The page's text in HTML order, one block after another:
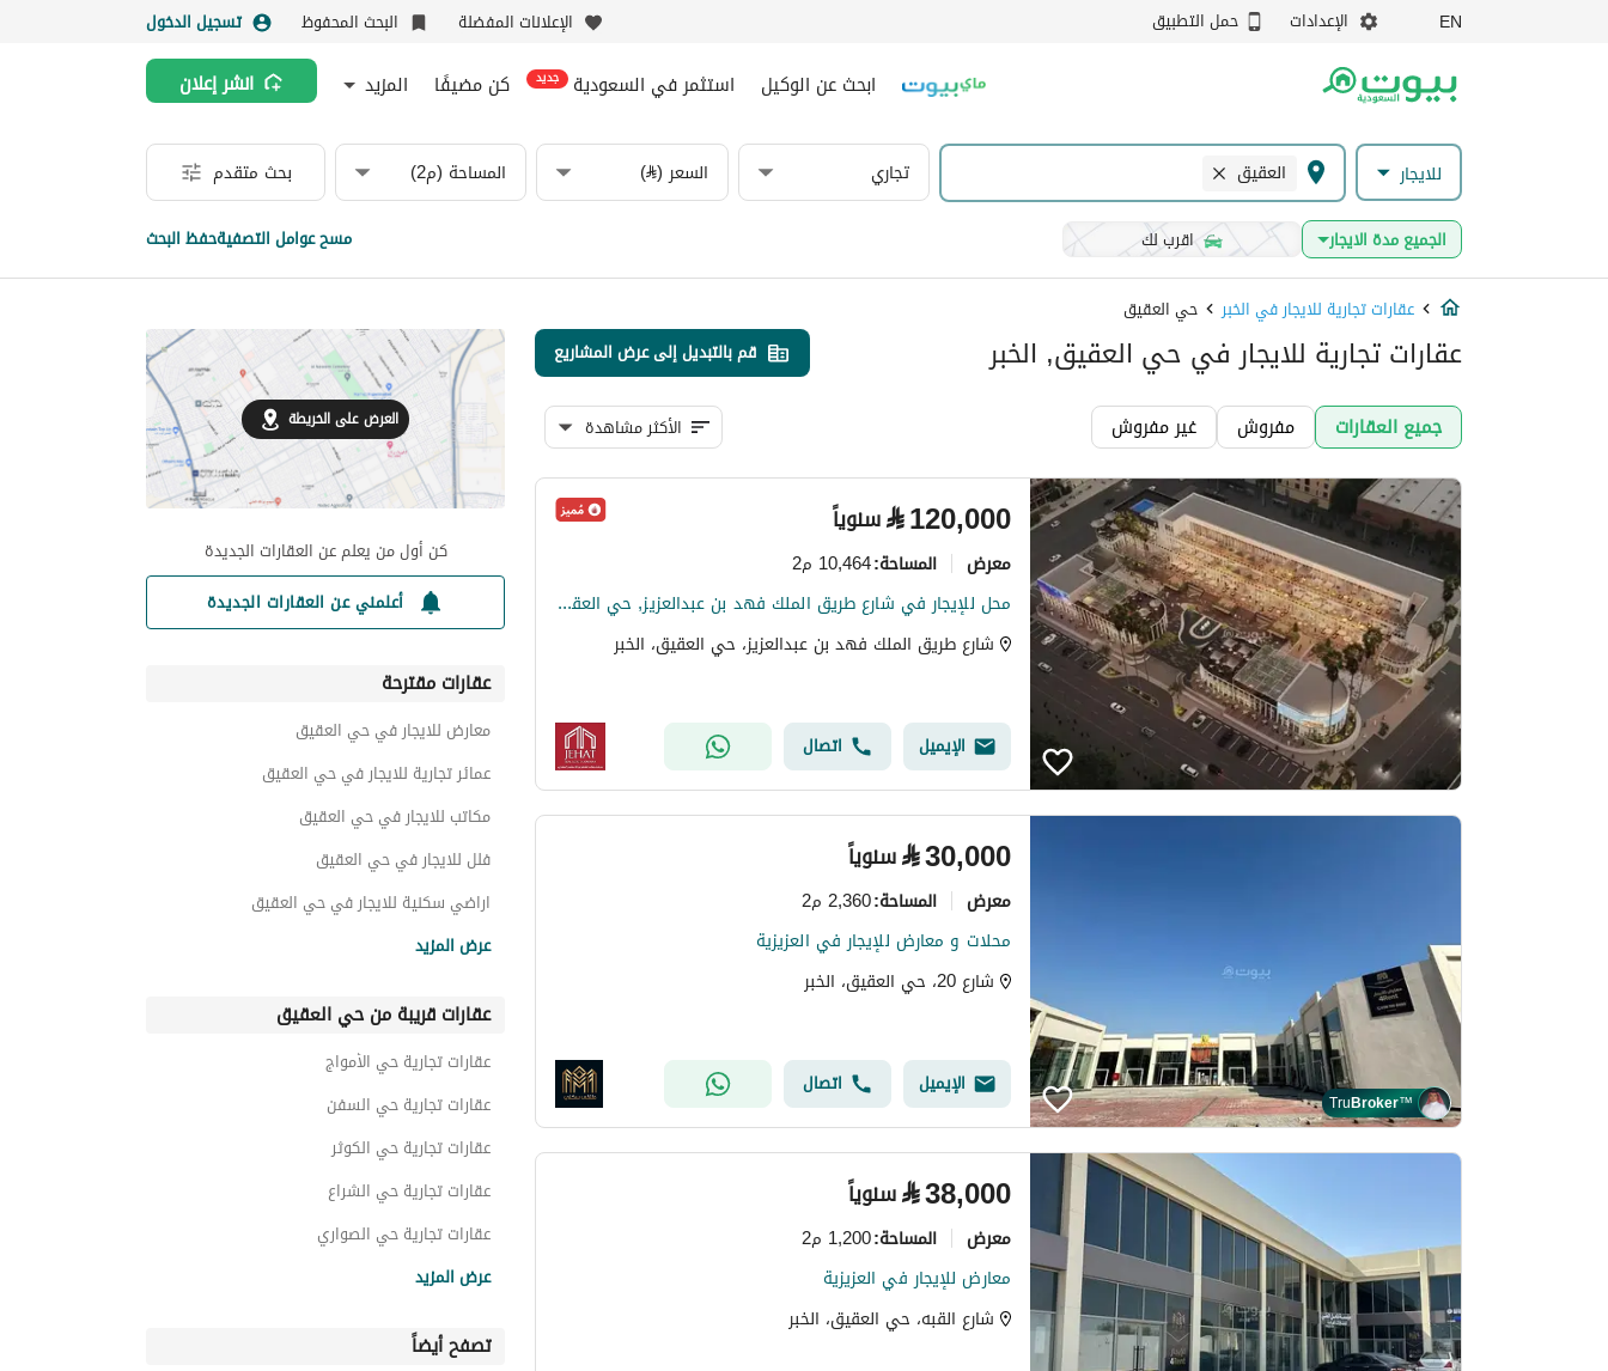
EN الإعدادات حمل التطبيق الإعلانات المفضلة البحث المحفوظ تسجيل الدخول
ابحث عن الوكيل استثمر في السعودية جديد كن مضيفًا المزيد انشر إعلان
للايجار العقيق تجاري السعر (⃁) المساحة (م2) بحث متقدم
الجميع مدة الايجار اقرب لك مسح عوامل التصفيةحفظ البحث
عقارات تجارية للايجار في الخبر حي العقيق
عقارات تجارية للايجار في حي العقيق, الخبر قم بالتبديل إلى عرض المشاريع
جميع العقارات مفروش غير مفروش الأكثر مشاهدة
⃁120,000 سنوياً
معرض المساحة:10,464 م2
محل للإيجار في شارع طريق الملك فهد بن عبدالعزيز, حي العقيق, مدينة الخبر, المنطقة الشرقية
شارع طريق الملك فهد بن عبدالعزيز، حي العقيق، الخبر
الإيميل اتصال
TruBroker™
⃁30,000 سنوياً
معرض المساحة:2,360 م2
محلات و معارض للإيجار في العزيزية
شارع 20، حي العقيق، الخبر
الإيميل اتصال
⃁38,000 سنوياً
معرض المساحة:1,200 م2
معارض للإيجار في العزيزية
شارع القبه، حي العقيق، الخبر
العرض على الخريطة
كن أول من يعلم عن العقارات الجديدة
أعلمني عن العقارات الجديدة
عقارات مقترحة
معارض للايجار في حي العقيق
عمائر تجارية للايجار في حي العقيق
مكاتب للايجار في حي العقيق
فلل للايجار في حي العقيق
اراضي سكنية للايجار في حي العقيق
عرض المزيد
عقارات قريبة من حي العقيق
عقارات تجارية حي الأمواج
عقارات تجارية حي السفن
عقارات تجارية حي الكوثر
عقارات تجارية حي الشراع
عقارات تجارية حي الصواري
عقارات تجارية حي الخزامى
عرض المزيد
تصفح أيضاً